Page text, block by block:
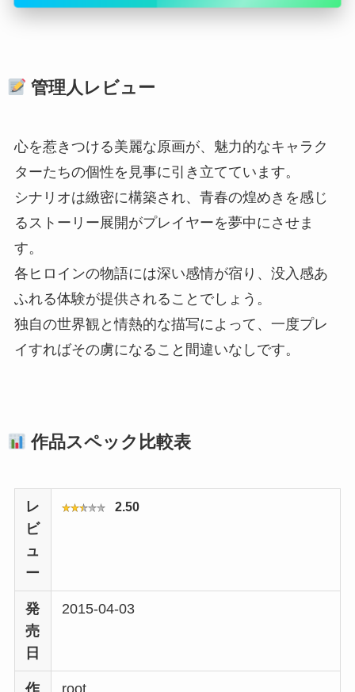
管理人レビュー
心を惹きつける美麗な原画が、魅力的なキャラク
ターたちの個性を見事に引き立てています。
シナリオは緻密に構築され、青春の煌めきを感じ
るストーリー展開がプレイヤーを夢中にさせま
す。
各ヒロインの物語には深い感情が宿り、没入感あ
ふれる体験が提供されることでしょう。
独自の世界観と情熱的な描写によって、一度プレ
イすればその虜になること間違いなしです。
作品スペック比較表
レ
ビ
ュ
ー
2.50
発
売
日
2015-04-03